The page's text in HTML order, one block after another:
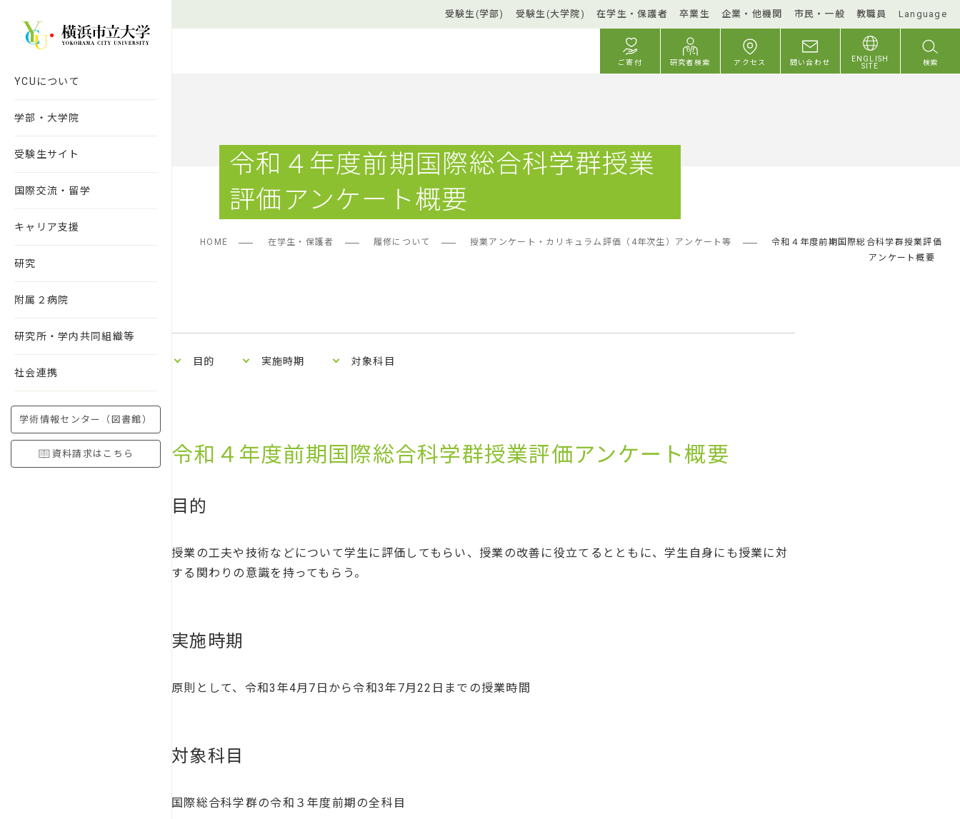
YCUについて
学部・大学院
受験生サイト
国際交流・留学
キャリア支援
研究
附属２病院
研究所・学内共同組織等
社会連携
学術情報センター（図書館）
資料請求はこちら
受験生(学部) 受験生(大学院) 在学生・保護者 卒業生 企業・他機関 市民・一般 教職員 Language
ご寄付 研究者検索 アクセス 問い合わせ
ENGLISH
SITE
検索
令和４年度前期国際総合科学群授業
評価アンケート概要
HOME 在学生・保護者 履修について 授業アンケート・カリキュラム評価（4年次生）アンケート等
令和４年度前期国際総合科学群授業評価
アンケート概要
目的 実施時期 対象科目
令和４年度前期国際総合科学群授業評価アンケート概要
目的
授業の工夫や技術などについて学生に評価してもらい、授業の改善に役立てるとともに、学生自身にも授業に対
する関わりの意識を持ってもらう。
実施時期
原則として、令和3年4月7日から令和3年7月22日までの授業時間
対象科目
国際総合科学群の令和３年度前期の全科目